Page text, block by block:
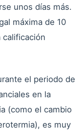
unos días más.
máxima de 10
calificación
el periodo de
en la
(como el cambio
es muy